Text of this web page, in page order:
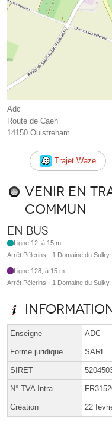
Adc
Route de Caen
14150 Ouistreham
Trajet Waze
Venir en
commun
En bus
Ligne 12, à 15 m
Arrêt Pèlerins - 1 Domaine du Sulky
Ligne 128, à 15 m
Arrêt Pèlerins - 1 Domaine du Sulky
Enseigne ADC
Forme juridique SARL
SIRET
N° TVA Intra.
Création 22